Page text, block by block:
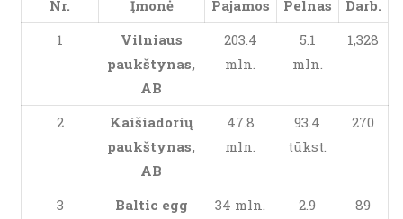
Nr. Įmonė Pajamos Pelnas
Darb.
1
Vilniaus
paukštynas,
AB
203.4
mln.
5.1
mln.
1,328
2
Kaišiadorių
paukštynas,
AB
47.8
mln.
93.4
tūkst.
270
3
Baltic egg
34 mln.
2.9
89